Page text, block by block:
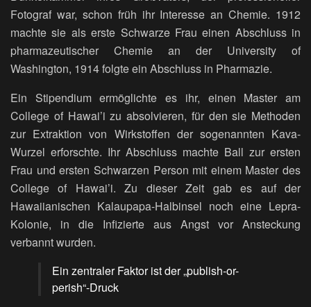
Fotograf war, schon früh ihr Interesse an Chemie. 1912
machte sie als erste Schwarze Frau einen Abschluss in
pharmazeutischer Chemie an der University of
Washington, 1914 folgte ein Abschluss in Pharmazie.
Ein Stipendium ermöglichte es ihr, einen Master am
College of Hawai’i zu absolvieren, für den sie Methoden
zur Extraktion von Wirkstoffen der sogenannten Kava-
Wurzel erforschte. Ihr Abschluss machte Ball zur ersten
Frau und ersten Schwarzen Person mit einem Master des
College of Hawai’i. Zu dieser Zeit gab es auf der
Hawaiianischen Kalaupapa-Halbinsel noch eine Lepra-
Kolonie, in die Infizierte aus Angst vor Ansteckung
verbannt wurden.
Ein zentraler Faktor ist der „publish-or-
perish“-Druck